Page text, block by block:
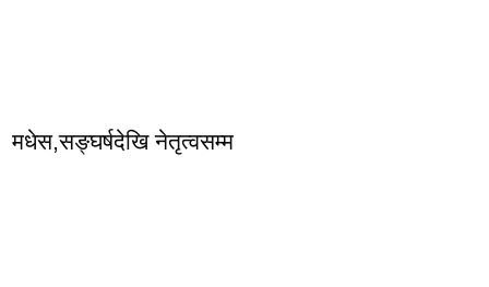
मधेस,सङ्घर्षदेखि नेतृत्वसम्म